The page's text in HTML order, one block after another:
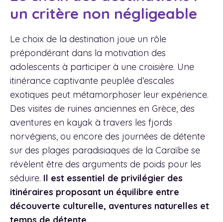
un critère non négligeable
Le choix de la destination joue un rôle
prépondérant dans la motivation des
adolescents à participer à une croisière. Une
itinérance captivante peuplée d’escales
exotiques peut métamorphoser leur expérience.
Des visites de ruines anciennes en Grèce, des
aventures en kayak à travers les fjords
norvégiens, ou encore des journées de détente
sur des plages paradisiaques de la Caraïbe se
révèlent être des arguments de poids pour les
séduire. Il est essentiel de privilégier des
itinéraires proposant un équilibre entre
découverte culturelle, aventures naturelles et